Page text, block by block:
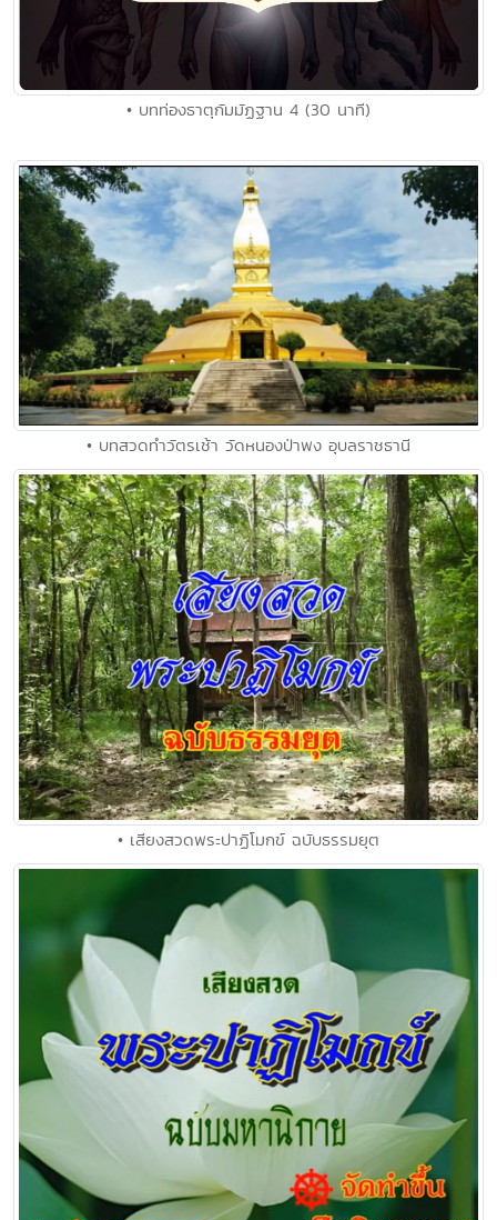
• บทท่องธาตุกัมมัฏฐาน 4 (30 นาที)
• บทสวดทำวัตรเช้า วัดหนองป่าพง อุบลราชธานี
• เสียงสวดพระปาฏิโมกข์ ฉบับธรรมยุต